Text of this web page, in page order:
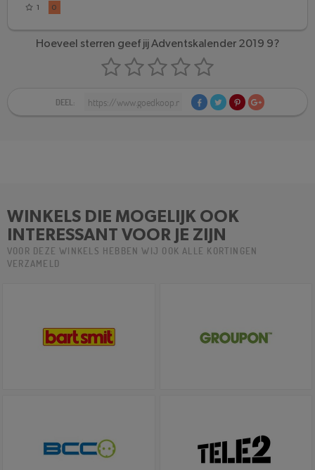
1
0
Hoeveel sterren geef jij Adventskalender 2019 9?
DEEL:
WINKELS DIE MOGELIJK OOK
INTERESSANT VOOR JE ZIJN
VOOR DEZE WINKELS HEBBEN WIJ OOK ALLE KORTINGEN
VERZAMELD